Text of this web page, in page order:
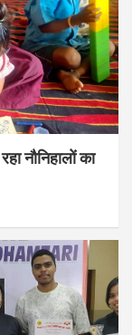
नौनिहालों का